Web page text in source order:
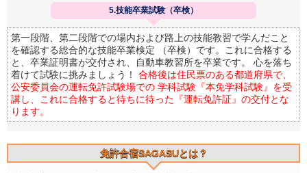
5.技能卒業試験（卒検）
第一段階、第二段階での場内および路上の技能教習で学んだこと
を確認する総合的な技能卒業検定 （卒検）です。これに合格する
と、卒業証明書が交付され、自動車教習所を卒業です。 心を落ち
着けて試験に挑みましょう！ 合格後は住民票のある都道府県で、
公安委員会の運転免許試験場での 学科試験『本免学科試験』を受
講し、これに合格すると待ちに待った『運転免許証』の交付とな
ります。
免許合宿SAGASUとは？